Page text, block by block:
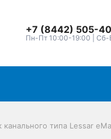
+7 (8442) 505-
Пн-Пт 10:00-19:00 | Сб-
канального типа Lessar